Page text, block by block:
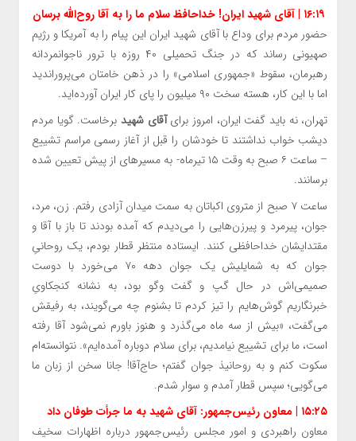
حضور مردم برای وداع با آقای شهید ایران این پیام را به آمریکا و رژیم
صهیونی رساند که در جنگ تحمیلی ۴۰ روزه با ترور ناجوانمردانه
رهبرمان، سقوط «جمهوری اسلامی» را در ذهن خامتان می‌پروراندید
اما با این کار، هسته سخت ۹۰ میلیون را پای کار ایران آورده‌اید.
تهران، نه باید گفت ایران، امروز برایآقای شهید برخاست. گویا مردم
دیشب خواب نداشتند تا خودشان را قبل از آغاز رسمی مراسم تشییع
– ساعت ۶ صبح به وقت ۱۵ تیرماه- به مسیرهای از پیش تعیین شده
برسانند.
ساعت ۷ صبح از متروی اکباتان به سمت میدان آزادی رفتم. زن، مرد،
جوان، پیرمرد و پیرزن‌هایی را می‌دیدم که آمده بودند تا باز با آقا و
مقتدایشان خداحافظی کنند. ایستاده منتظر قطار بودم، یک روحانیِ
جوان که به شمایلیش یک جوان دهه ۷۰ می‌خورد با دوست
صمیمی‌اش در حال گپ و گفت وگو بود، به نشانه کنجکاویِ
خبرنگاریم گوش‌هایم را تیز کردم تا بشنوم چه می‌گویند، به رفیقش
می‌گفت، «بیش از سه ماه می‌گذرد و هنوز باورم نمی‌شود آقا رفته
است، ما برای تشییع نیامدیم، برای سلام دوباره آمده‌ایم». نتوانسته‌ام
سکوت کنم و به روحانیذ جوان گفتم؛ حاج‌آقا! جانا سخن از زبان ما
می‌گویی؛ سپس قطار آمدم و سوار شدم.
۱۵:۲۵ | معاون رئیس‌جمهور: آقای شهید به ما جرأت طوفان داد
معاون راهبردی و امور مجلس رئیس‌جمهور درباره اظهارات سخیف